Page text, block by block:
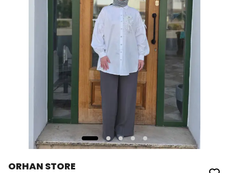
ORHAN STORE